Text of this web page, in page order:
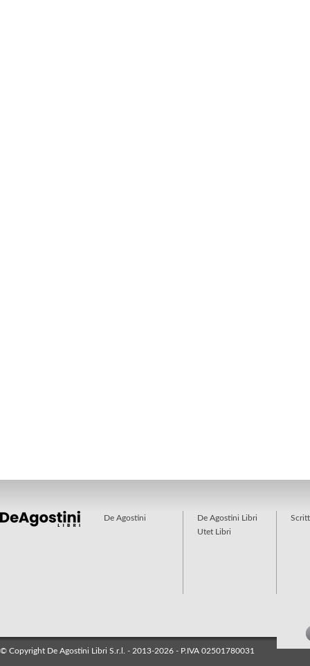
De Agostini
De Agostini Libri
Utet Libri
© Copyright De Agostini Libri S.r.l. - 2013-2026 - P.IVA 02501780031